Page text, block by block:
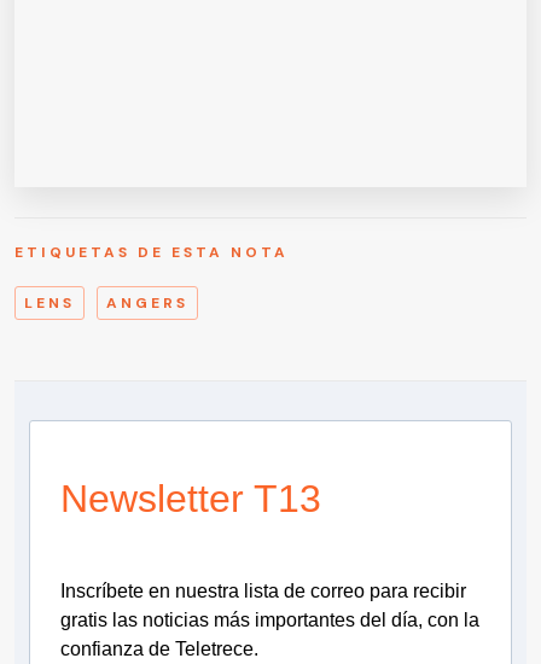
ETIQUETAS DE ESTA NOTA
LENS ANGERS
Newsletter T13
Inscríbete en nuestra lista de correo para recibir
gratis las noticias más importantes del día, con la
confianza de Teletrece.